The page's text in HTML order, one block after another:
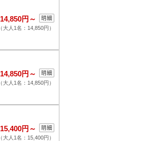
14,850円～
（大人1名：14,850円）
14,850円～
（大人1名：14,850円）
15,400円～
（大人1名：15,400円）